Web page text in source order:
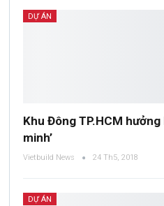
DỰ ÁN
Khu Đông TP.HCM
minh’
Vietbuild News 24 Th5, 2018
DỰ ÁN